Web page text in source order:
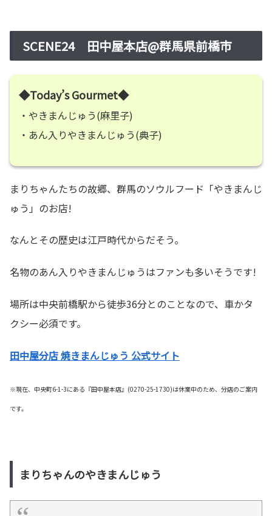
SCENE24 田中屋本店@群馬県前橋市
◆Today’s Gourmet◆
・やきまんじゅう(麻里子)
・あん入りやきまんじゅう(典子)
まりちゃんたちの故郷、群馬のソウルフード「やきまんじ
ゅう」のお店!
なんとその歴史は江戸時代からだそう。
名物のあん入りやきまんじゅうはファンも多いそうです!
場所は中央前橋駅から徒歩36分とのことなので、車かタ
クシー必須です。
田中屋分店 焼きまんじゅう 公式サイト
※現在、中央町6-1-3にある『田中屋本店』(0270-25-1730)は休業中のため、分店のご案内
です。
まりちゃんのやきまんじゅう